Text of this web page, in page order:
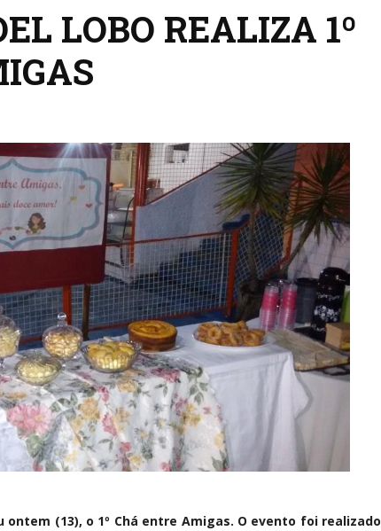
LOBO REALIZA 1º
(13), o 1º Chá entre Amigas. O evento foi realizado